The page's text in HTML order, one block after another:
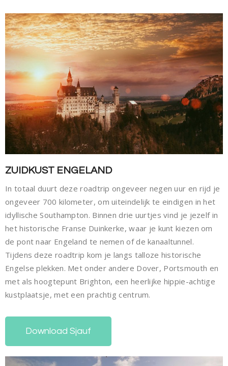
ZUIDKUST ENGELAND
In totaal duurt deze roadtrip ongeveer negen uur en rijd je
ongeveer 700 kilometer, om uiteindelijk te eindigen in het
idyllische Southampton. Binnen drie uurtjes vind je jezelf in
het historische Franse Duinkerke, waar je kunt kiezen om
de pont naar Engeland te nemen of de kanaaltunnel.
Tijdens deze roadtrip kom je langs talloze historische
Engelse plekken. Met onder andere Dover, Portsmouth en
met als hoogtepunt Brighton, een heerlijke hippie-achtige
kustplaatsje, met een prachtig centrum.
Download Sjauf